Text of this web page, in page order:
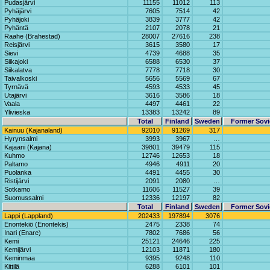
Pudasjärvi 11155 11012
113
Pyhäjärvi
7605 7514
42
Pyhäjoki
3839 3777
42
Pyhäntä
2107 2078
21
Raahe (Brahestad)
28007 27616
238
Reisjärvi
3615 3580
17
Sievi
4739 4688
35
Siikajoki
6588 6530
37
Siikalatva
7778 7718
30
Taivalkoski
5656 5569
67
Tyrnävä
4593 4533
45
Utajärvi
3616 3586
18
Vaala
4497 4461
22
Ylivieska
13383 13242
89
Total
Finland Sweden
Former
Kainuu (Kajanaland)
92010 91269
317
Hyrynsalmi
3993 3967
Kajaani (Kajana)
39801 39479
115
Kuhmo
12746 12653
18
Paltamo
4946 4911
20
Puolanka
4491 4455
30
Ristijärvi
2091 2080
Sotkamo
11606 11527
39
Suomussalmi
12336 12197
82
Total
Finland Sweden
Former
Lappi (Lappland)
202433 197894
3076
Enontekiö (Enontekis)
2475 2338
74
Inari (Enare)
7802 7686
56
Kemi
25121 24646
225
Kemijärvi
12103 11871
180
Keminmaa
9395 9248
110
Kittilä
6288 6101 101